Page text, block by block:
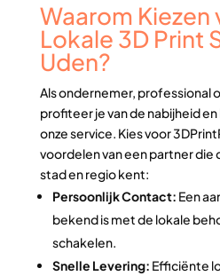
Waarom Kiezen
Lokale 3D Print
Uden?
Als ondernemer, professional
profiteer je van de nabijheid
onze service. Kies voor
voordelen van een partner die
stad en regio kent:
Persoonlijk Contact: Een
bekend is met de lokale
schakelen.
Snelle Levering: Efficiënte